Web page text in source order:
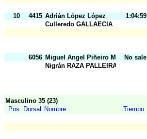
10
4415 Adrián López López 1:04:59
Culleredo GALLAECIA_RAID
6056 Miguel Angel Piñeiro MalvidoNo sale
Nigrán RAZA PALLEIRA
Masculino 35 (23)
Pos
Dorsal Nombre
Tiempo